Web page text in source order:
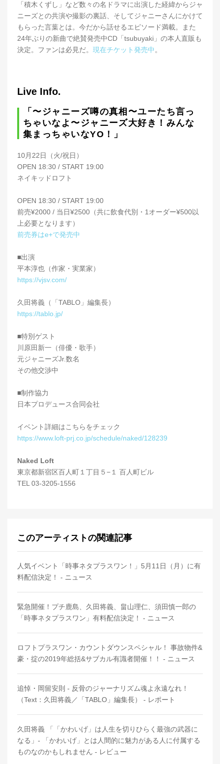
「積木くずし」など数々の名ドラマに出演した経緯からジャ
ニーズとの共演や撮影の裏話、そしてジャニーさんにかけて
もらった言葉とは。今だから話せるエピソード満載。また
24年ぶりの新曲で絶賛発売中CD「tsubuyaki」の本人直販も
決定。ファンは必見だ。 現在チケット発売中。
Live Info.
「〜ジャニーズ噂の真相〜ユーたち言っ
ちゃいなよ〜ジャニーズ大好き！みんな
集まっちゃいなYO！」
10月22日（火/祝日）
OPEN 18:30 / START 19:00
ネイキッドロフト
OPEN 18:30 / START 19:00
前売¥2000 / 当日¥2500（共に飲食代別・1オーダー¥500以
上必要となります）
前売券はe+で発売中
■出演
平本淳也（作家・実業家）
https://vjsv.com/
久田将義（「TABLO」編集長）
https://tablo.jp/
■特別ゲスト
川原田新一（俳優・歌手）
元ジャニーズJr.数名
その他交渉中
■制作協力
日本プロデュース合同会社
イベント詳細はこちらをチェック
https://www.loft-prj.co.jp/schedule/naked/128239
Naked Loft
東京都新宿区百人町１丁目５−１ 百人町ビル
TEL 03-3205-1556
このアーティストの関連記事
人気イベント「時事ネタプラスワン！」5月11日（月）に有
料配信決定！ - ニュース
緊急開催！プチ鹿島、久田将義、畠山理仁、須田慎一郎の
「時事ネタプラスワン」有料配信決定！ - ニュース
ロフトプラスワン・カウントダウンスペシャル！ 事故物件&
豪・掟の2019年総括&サブカル有識者開催！！ - ニュース
追悼・岡留安則 - 反骨のジャーナリズム魂よ永遠なれ！
（Text：久田将義／「TABLO」編集長） - レポート
久田将義 「「かわいげ」は人生を切りひらく最強の武器に
なる」- 「かわいげ」とは人間的に魅力がある人に付属する
ものなのかもしれません - レビュー